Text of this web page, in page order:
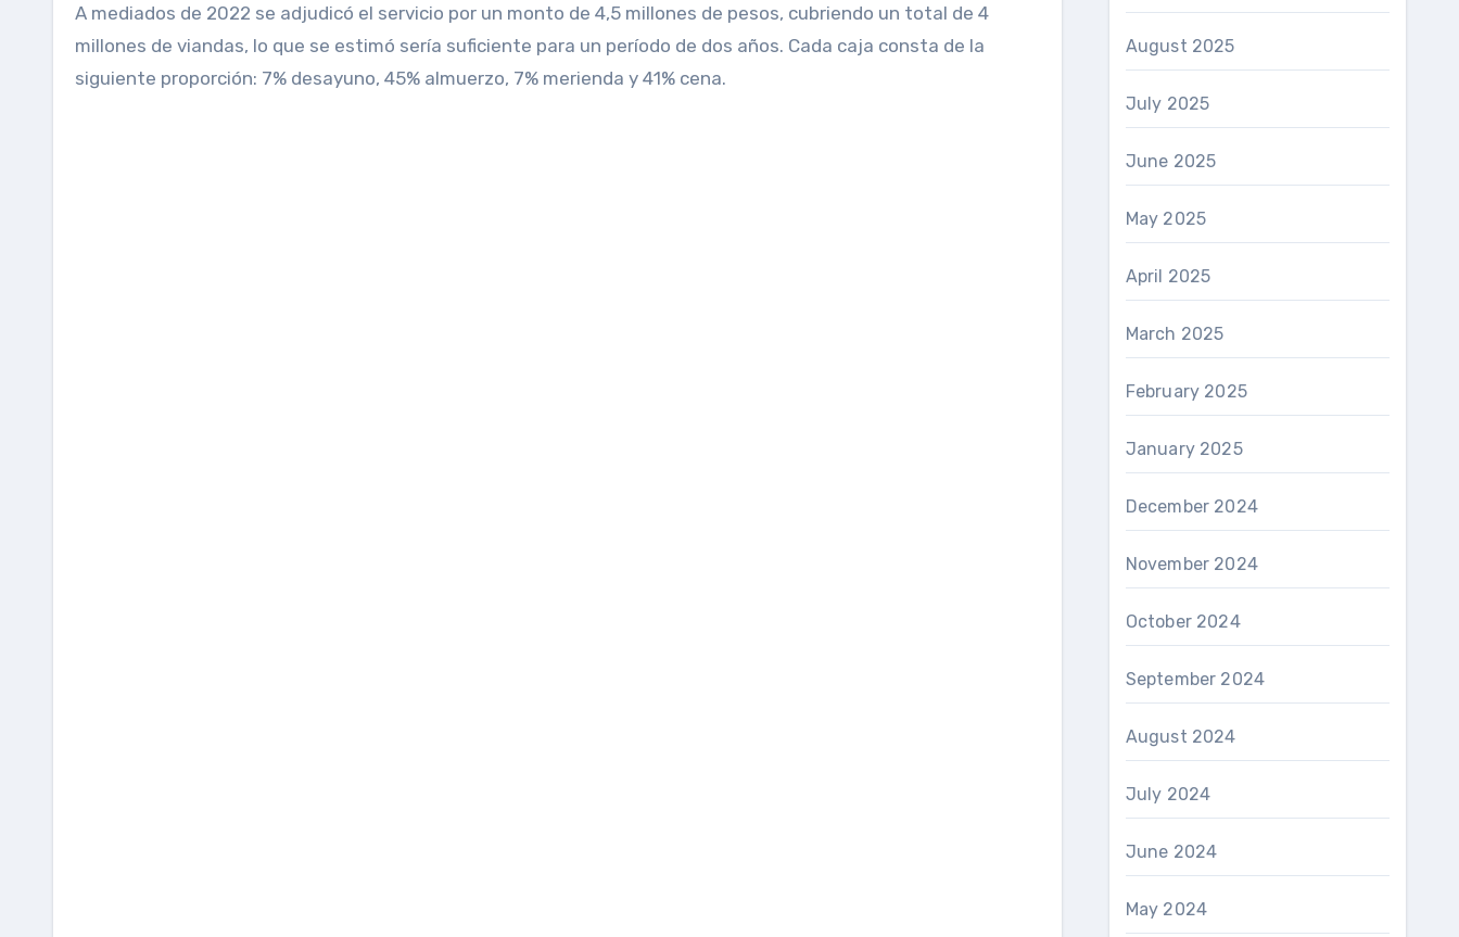
A mediados de 2022 se adjudicó el servicio por un monto de 4,5 millones de pesos, cubriendo un total de 4
millones de viandas, lo que se estimó sería suficiente para un período de dos años. Cada caja consta de la
siguiente proporción: 7% desayuno, 45% almuerzo, 7% merienda y 41% cena.
August 2025
July 2025
June 2025
May 2025
April 2025
March 2025
February 2025
January 2025
December 2024
November 2024
October 2024
September 2024
August 2024
July 2024
June 2024
May 2024